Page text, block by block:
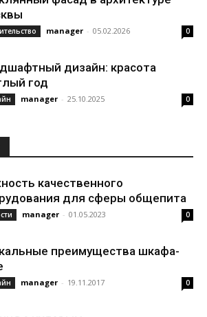
manager - 05.02.2026 0
дизайн: красота
год
manager - 25.10.2025 0
качественного
для сферы общепита
manager - 01.05.2023 0
преимущества шкафа-
manager - 19.11.2017 0